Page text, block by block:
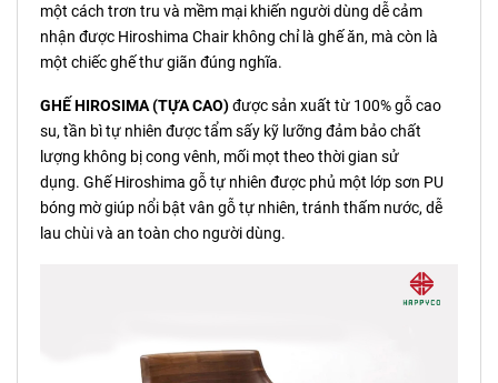
một cách trơn tru và mềm mại khiến người dùng dễ cảm
nhận được Hiroshima Chair không chỉ là ghế ăn, mà còn là
một chiếc ghế thư giãn đúng nghĩa.
GHẾ HIROSIMA (TỰA CAO)được sản xuất từ 100% gỗ cao
su, tần bì tự nhiên được tẩm sấy kỹ lưỡng đảm bảo chất
lượng không bị cong vênh, mối mọt theo thời gian sử
dụng. Ghế Hiroshima gỗ tự nhiên được phủ một lớp sơn PU
bóng mờ giúp nổi bật vân gỗ tự nhiên, tránh thấm nước, dễ
lau chùi và an toàn cho người dùng.